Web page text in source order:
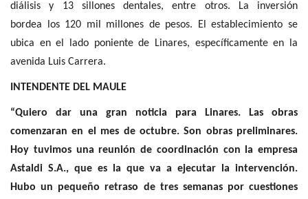
diálisis y 13 sillones dentales, entre otros. La inversión
bordea los 120 mil millones de pesos. El establecimiento se
ubica en el lado poniente de Linares, específicamente en la
avenida Luis Carrera.
INTENDENTE DEL MAULE
“Quiero dar una gran noticia para Linares. Las obras
comenzaran en el mes de octubre. Son obras preliminares.
Hoy tuvimos una reunión de coordinación con la empresa
Astaldi S.A., que es la que va a ejecutar la intervención.
Hubo un pequeño retraso de tres semanas por cuestiones